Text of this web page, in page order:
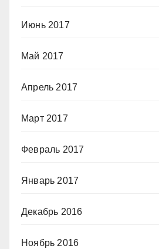
Июнь 2017
Май 2017
Апрель 2017
Март 2017
Февраль 2017
Январь 2017
Декабрь 2016
Ноябрь 2016